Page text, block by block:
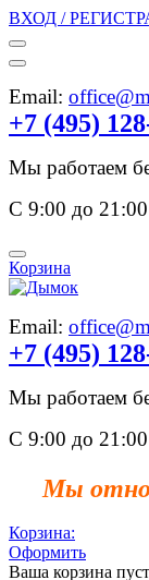
ВХОД /
Email:
+7 (495)
Мы работаем
С 9:00 до 21:00
Корзина
Email:
+7 (495)
Мы работаем
С 9:00 до 21:00
Мы
Корзина:
Оформить
Ваша корзина